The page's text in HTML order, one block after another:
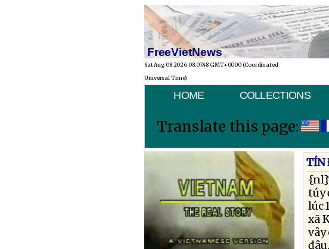
FreeVietNews
Sat Aug 08 2026 08:07:48 GMT+0000 (Coordinated
Universal Time)
HOME COLLECTIONS
Translate this page:
TÍN
túy
lúc
xã
vây